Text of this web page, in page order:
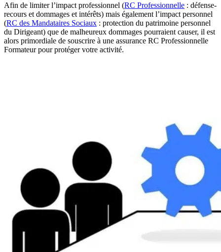
Afin de limiter l’impact professionnel (RC Professionnelle : défense-
recours et dommages et intérêts) mais également l’impact personnel
(RC des Mandataires Sociaux : protection du patrimoine personnel
du Dirigeant) que de malheureux dommages pourraient causer, il est
alors primordiale de souscrire à une assurance RC Professionnelle
Formateur pour protéger votre activité.